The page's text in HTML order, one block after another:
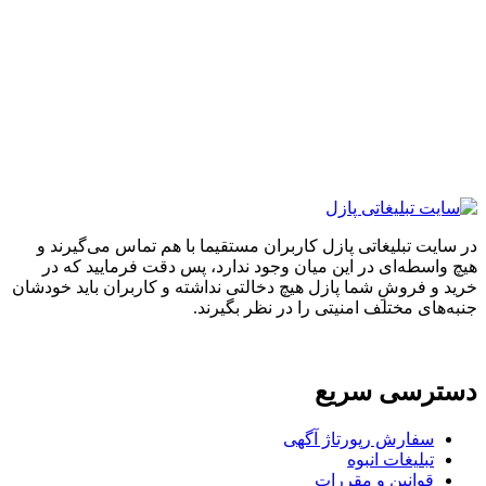
تبلیغاتی پازل کاربران مستقیما با هم تماس می‌گیرند و
در این میان وجود ندارد، پس دقت فرمایید که در
و فروشِ شما پازل هیچ دخالتی نداشته و کاربران باید خودشان
مختلف امنیتی را در نظر بگیرند.
سریع
سفارش رپورتاژ آگهی
تبلیغات انبوه
قوانین و مقررات